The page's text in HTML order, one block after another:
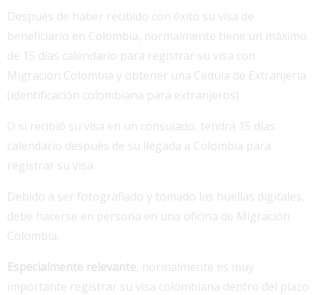
Después de haber recibido con éxito su visa de
beneficiario en Colombia, normalmente tiene un máximo
de 15 días calendario para registrar su visa con
Migración Colombia y obtener una Cedula de Extranjeria
(identificación colombiana para extranjeros).
O si recibió su visa en un consulado, tendrá 15 días
calendario después de su llegada a Colombia para
registrar su visa.
Debido a ser fotografiado y tomado las huellas digitales,
debe hacerse en persona en una oficina de Migración
Colombia.
Especialmente relevante , normalmente es muy
importante registrar su visa colombiana dentro del plazo